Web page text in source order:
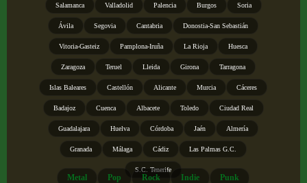
Salamanca Valladolid Palencia Burgos Soria
Ávila Segovia Cantabria Donostia-San Sebastián
Vitoria-Gasteiz Pamplona-Iruña La Rioja Huesca
Zaragoza Teruel Lleida Girona Tarragona
Islas Baleares Castellón Alicante Murcia Cáceres
Badajoz Cuenca Albacete Toledo Ciudad Real
Guadalajara Huelva Córdoba Jaén Almería
Granada Málaga Cádiz Las Palmas G.C.
S.C. Tenerife
Metal Pop Rock Indie Punk